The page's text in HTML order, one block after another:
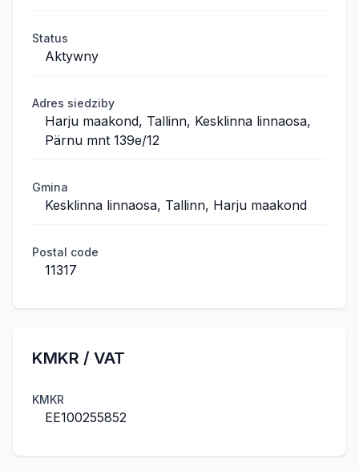
Status
Aktywny
Adres siedziby
Harju maakond, Tallinn, Kesklinna linnaosa,
Pärnu mnt 139e/12
Gmina
Kesklinna linnaosa, Tallinn, Harju maakond
Postal code
11317
KMKR / VAT
KMKR
EE100255852